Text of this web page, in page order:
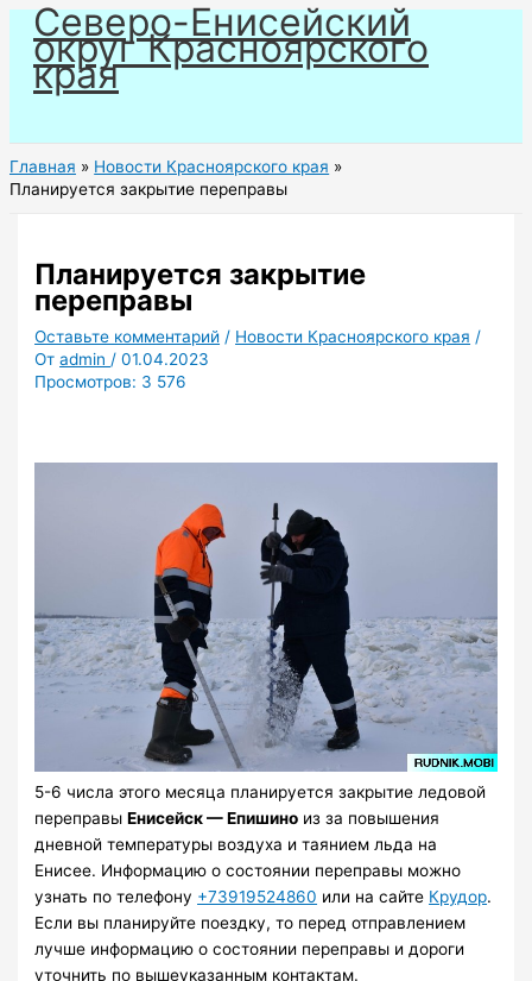
Перейти
содержимому
Северо-Енисейский
округ Красноярского
края
Главная
Новости Красноярского края
Планируется закрытие переправы
Планируется закрытие
переправы
Оставьте комментарий / Новости Красноярского края /
Отadmin /01.04.2023
Просмотров: 3 576
5-6 числа этого месяца планируется закрытие ледовой
переправыЕнисейск — Епишино из за повышения
дневной температуры воздуха и таянием льда на
Енисее. Информацию о состоянии переправы можно
узнать по телефону +73919524860 или на сайте Крудор.
Если вы планируйте поездку, то перед отправлением
лучше информацию о состоянии переправы и дороги
уточнить по вышеуказанным контактам.